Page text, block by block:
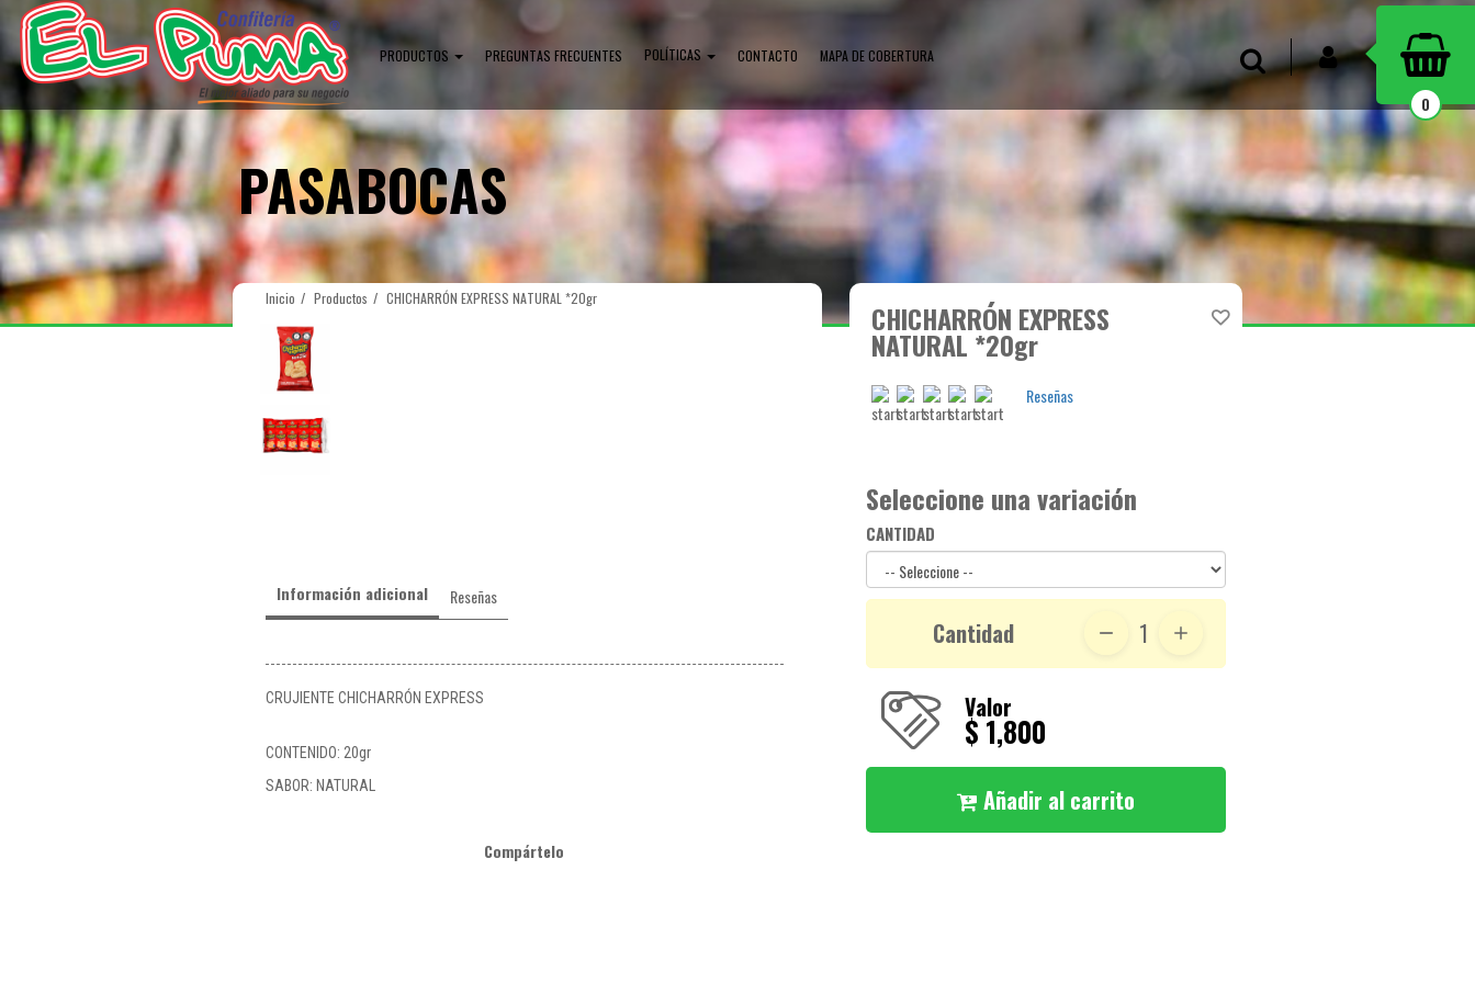
PRODUCTOS PREGUNTAS FRECUENTES POLÍTICAS CONTACTO MAPA DE COBERTURA INICIAR SESIÓN
Buscar
0
PASABOCAS
Inicio Productos CHICHARRÓN EXPRESS NATURAL *20gr
Información adicional Reseñas
CRUJIENTE CHICHARRÓN EXPRESS
CONTENIDO: 20gr
SABOR: NATURAL
Compártelo
CHICHARRÓN EXPRESS
NATURAL *20gr
Reseñas
Seleccione una variación
CANTIDAD
Cantidad 1
Valor
$ 1,800
Añadir al carrito